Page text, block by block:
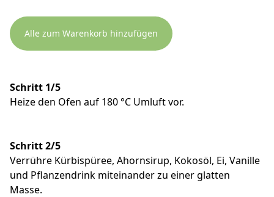
Alle zum Warenkorb hinzufügen
Schritt 1/5
Heize den Ofen auf 180 °C Umluft vor.
Schritt 2/5
Verrühre Kürbispüree, Ahornsirup, Kokosöl, Ei, Vanille
und Pflanzendrink miteinander zu einer glatten
Masse.